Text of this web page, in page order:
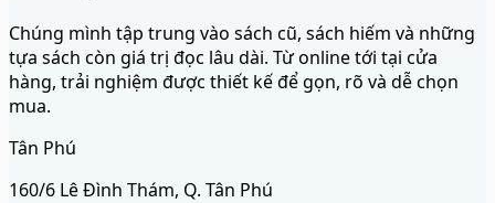
Chúng mình tập trung vào sách cũ, sách hiếm và những
tựa sách còn giá trị đọc lâu dài. Từ online tới tại cửa
hàng, trải nghiệm được thiết kế để gọn, rõ và dễ chọn
mua.
Tân Phú
160/6 Lê Đình Thám, Q. Tân Phú